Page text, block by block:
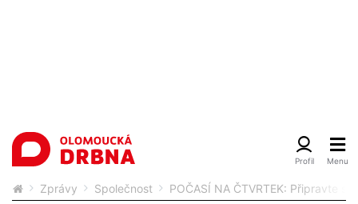
Zprávy Společnost POČASÍ NA ČTVRTEK: Připravte